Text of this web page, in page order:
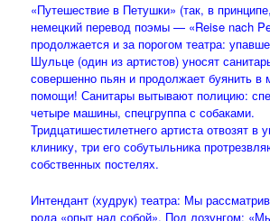
«Путешествие в Петушки» (так, в
немецкий перевод поэмы — «Reise nach
продолжается и за порогом театра:
Шульце (один из артистов) уносят
совершенно пьян и продолжает буянить в
помощи! Санитары вытывают полицию:
четыре машины, спецгруппа с собаками.
Тридцатишестилетнего артиста отвозят в
клинику, три его собутыльника
собственных постелях.
Интендант (худрук) театра: Мы
рода «опыт над собой». Под лозунгом: